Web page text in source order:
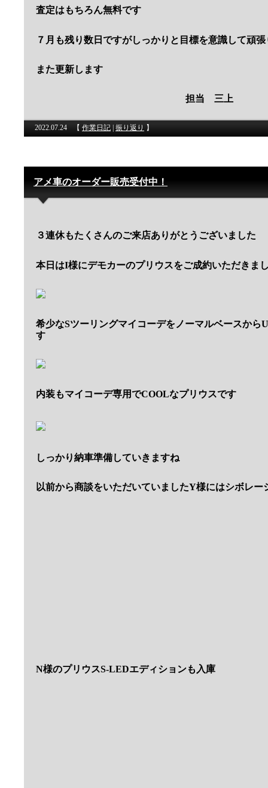
査定はもちろん無料です
７月も残り数日ですがしっかりと目標を意識して頑
また更新します
担当 三上
2022.07.24 【 作業日記 振り返り 】
アメ車のオーダー販売受付中！
３連休もたくさんのご来店ありがとうございました
本日はI様にデモカーのプリウスをご成約いただきま
希少なSツーリングマイコーデをノーマルベースから
す
内装もマイコーデ専用でCOOLなプリウスです
しっかり納車準備していきますね
以前から商談をいただいていましたY様にはシボレー
納車も２台ありました